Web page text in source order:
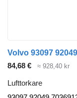
84,68 € ≈ 928,40 kr
Lufttorkare